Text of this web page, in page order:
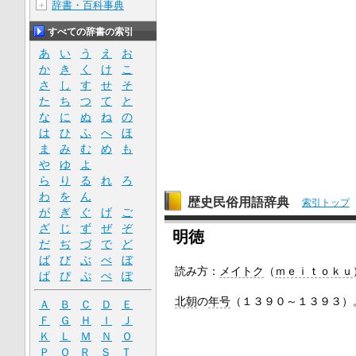
歴史民俗用語辞典 索引トップ
明徳
読み方： メイトク （ ｍｅｉｔｏｋｕ
北朝の年号（１３９０～１３９３）
＋ 辞書・百科事典
すべての辞書の索引
あ い う え
お
か
き く け
こ
さ
し す せ
そ
た
ち つ て
と
な
に ぬ ね
の
は
ひ ふ へ
ほ
ま
み む め
も
や
ゆ
よ
ら
り る れ
ろ
わ
を
ん
が
ぎ ぐ げ
ご
ざ
じ ず ぜ
ぞ
だ
ぢ づ で
ど
ば
び ぶ べ
ぼ
ぱ
ぴ ぷ ぺ ぽ
Ａ Ｂ Ｃ Ｄ
Ｅ
Ｆ
Ｇ Ｈ Ｉ
Ｊ
Ｋ
Ｌ Ｍ Ｎ
Ｏ
Ｐ
Ｑ Ｒ Ｓ
Ｔ